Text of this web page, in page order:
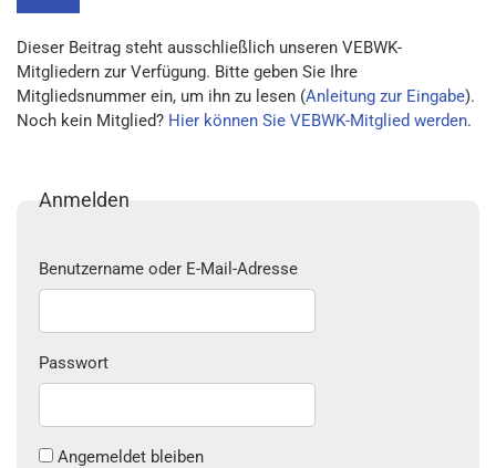
Dieser Beitrag steht ausschließlich unseren VEBWK-
Mitgliedern zur Verfügung. Bitte geben Sie Ihre
Mitgliedsnummer ein, um ihn zu lesen (Anleitung zur Eingabe).
Noch kein Mitglied? Hier können Sie VEBWK-Mitglied werden.
Anmelden
Benutzername oder E-Mail-Adresse
Passwort
Angemeldet bleiben